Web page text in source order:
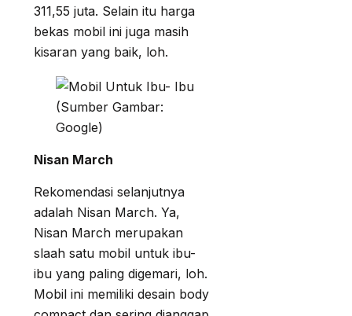
311,55 juta. Selain itu harga
bekas mobil ini juga masih
kisaran yang baik, loh.
(Sumber Gambar:
Google)
Nisan March
Rekomendasi selanjutnya
adalah Nisan March. Ya,
Nisan March merupakan
slaah satu mobil untuk ibu-
ibu yang paling digemari, loh.
Mobil ini memiliki desain body